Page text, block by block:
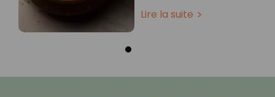
Lire la suite